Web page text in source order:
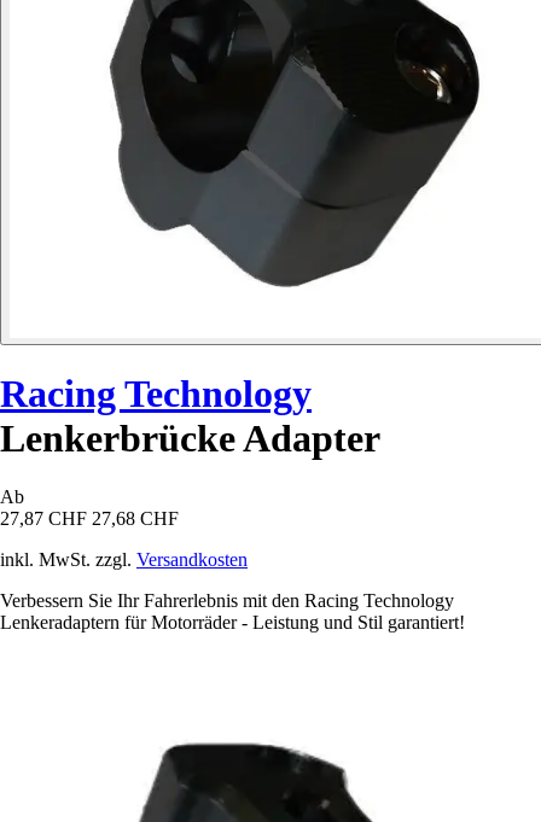
Racing Technology
Lenkerbrücke Adapter
Ab
27,87 CHF 27,68 CHF
inkl. MwSt. zzgl. Versandkosten
Verbessern Sie Ihr Fahrerlebnis mit den Racing Technology
Lenkeradaptern für Motorräder - Leistung und Stil garantiert!